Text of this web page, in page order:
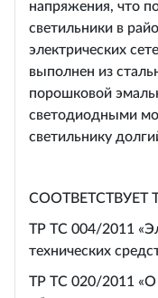
напряжения, что
светильники в
электрических
выполнен из
порошковой
светодиодными
светильнику
СООТВЕТСТВУЕТ
ТР ТС 004/2011
технических
ТР ТС 020/2011 «О